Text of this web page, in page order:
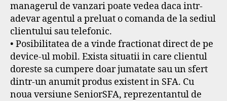
managerul de vanzari poate vedea daca intr-
adevar agentul a preluat o comanda de la sediul
clientului sau telefonic.
• Posibilitatea de a vinde fractionat direct de pe
device-ul mobil. Exista situatii in care clientul
doreste sa cumpere doar jumatate sau un sfert
dintr-un anumit produs existent in SFA. Cu
noua versiune SeniorSFA, reprezentantul de